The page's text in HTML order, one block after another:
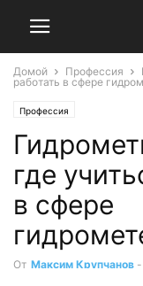
Домой Профессия
работать в сфере
Профессия
где
в сфере
От Максим Крупчанов -